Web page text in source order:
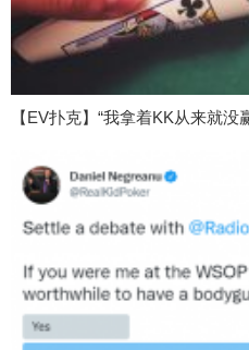
【EV扑克】“我拿着KK从来就没